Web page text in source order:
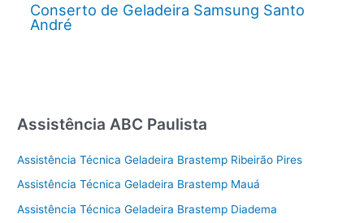
Conserto de Geladeira Samsung Santo
André
Assistência ABC Paulista
Assistência Técnica Geladeira Brastemp Ribeirão Pires
Assistência Técnica Geladeira Brastemp Mauá
Assistência Técnica Geladeira Brastemp Diadema